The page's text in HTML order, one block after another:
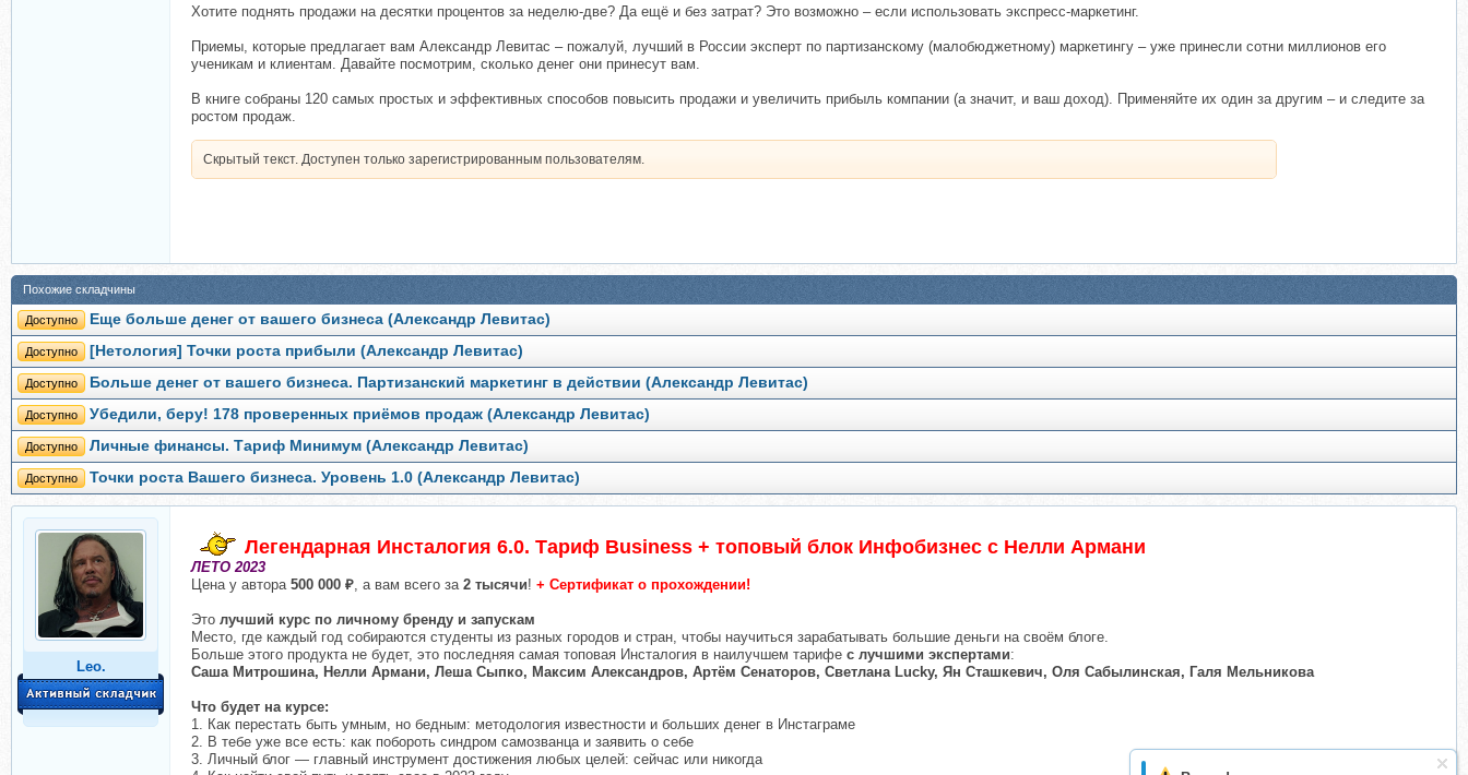
Хотите поднять продажи на десятки процентов за неделю-две? Да ещё и без затрат? Это возможно – если использовать экспресс-маркетинг.
Приемы, которые предлагает вам Александр Левитас – пожалуй, лучший в России эксперт по партизанскому (малобюджетному) маркетингу – уже принесли сотни миллионов его
ученикам и клиентам. Давайте посмотрим, сколько денег они принесут вам.
В книге собраны 120 самых простых и эффективных способов повысить продажи и увеличить прибыль компании (а значит, и ваш доход). Применяйте их один за другим – и следите за
ростом продаж.
Скрытый текст. Доступен только зарегистрированным пользователям.
Похожие складчины
Доступно Еще больше денег от вашего бизнеса (Александр Левитас)
Доступно [Нетология] Точки роста прибыли (Александр Левитас)
Доступно Больше денег от вашего бизнеса. Партизанский маркетинг в действии (Александр Левитас)
Доступно Убедили, беру! 178 проверенных приёмов продаж (Александр Левитас)
Доступно Личные финансы. Тариф Минимум (Александр Левитас)
Доступно Точки роста Вашего бизнеса. Уровень 1.0 (Александр Левитас)
Leo.
Легендарная Инсталогия 6.0. Тариф Business + топовый блок Инфобизнес с Нелли Армани
ЛЕТО 2023
Цена у автора 500 000 ₽, а вам всего за 2 тысячи! + Сертификат о прохождении!
Это лучший курс по личному бренду и запускам
Место, где каждый год собираются студенты из разных городов и стран, чтобы научиться зарабатывать большие деньги на своём блоге.
Больше этого продукта не будет, это последняя самая топовая Инсталогия в наилучшем тарифе с лучшими экспертами:
Саша Митрошина, Нелли Армани, Леша Сыпко, Максим Александров, Артём Сенаторов, Светлана Lucky, Ян Сташкевич, Оля Сабылинская, Галя Мельникова
Что будет на курсе:
1. Как перестать быть умным, но бедным: методология известности и больших денег в Инстаграме
2. В тебе уже все есть: как побороть синдром самозванца и заявить о себе
3. Личный блог — главный инструмент достижения любых целей: сейчас или никогда